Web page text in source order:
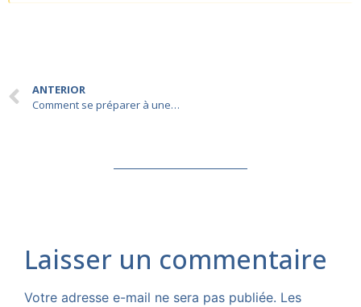
ANTERIOR
Comment se préparer à une présentation ou un discours en public
Laisser un commentaire
Votre adresse e-mail ne sera pas publiée. Les